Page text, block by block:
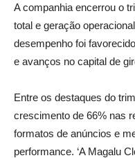
A companhia encerrou o
total e geração
desempenho foi
e avanços no capital de
Entre os destaques do
crescimento de 66% nas
formatos de anúncios e
performance. ‘A Magalu